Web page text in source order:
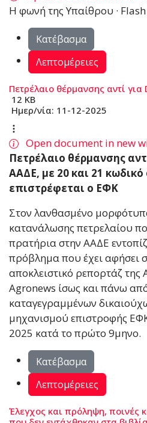
Η φωνή της Υπαίθρου ·
Κατέβασμα
Λεπτομέρειες
Πετρέλαιο θέρμανσης αντί για
12 KB
Ημερ/νία: 11-12-2025
Open document in new
Πετρέλαιο θέρμανσης
ΑΑΔΕ, με 20 και 21
επιστρέφεται ο ΕΦΚ
Στον λανθασμένο
κατανάλωσης πετρελαίου
πρατήρια στην ΑΑΔΕ
πρόβλημα που έχει αφήσει
αποκλειστικό ρεπορτάζ της
Agronews ίσως και πάνω
καταγεγραμμένων
μηχανισμού επιστροφής
2025 κατά το πρώτο 9μηνο.
Κατέβασμα
Λεπτομέρειες
Έλεγχος και πρόληψη, ποινές